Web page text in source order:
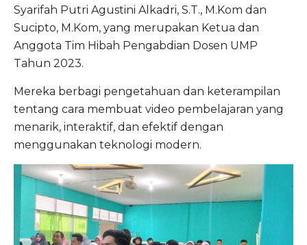
Syarifah Putri Agustini Alkadri, S.T., M.Kom dan
Sucipto, M.Kom, yang merupakan Ketua dan
Anggota Tim Hibah Pengabdian Dosen UMP
Tahun 2023.
Mereka berbagi pengetahuan dan keterampilan
tentang cara membuat video pembelajaran yang
menarik, interaktif, dan efektif dengan
menggunakan teknologi modern.